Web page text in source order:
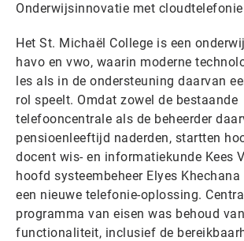
Onderwijsinnovatie met cloudtelefonie
Het St. Michaël College is een
havo en vwo, waarin moderne
les als in de ondersteuning daarvan
rol speelt. Omdat zowel de bestaande
telefooncentrale als de beheerder
pensioenleeftijd naderden, startten
docent wis- en informatiekunde Kees
hoofd systeembeheer Elyes
een nieuwe telefonie-oplossing.
programma van eisen was behoud
functionaliteit, inclusief de